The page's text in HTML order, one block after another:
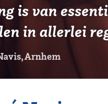
is van
in allerlei
Arnhem